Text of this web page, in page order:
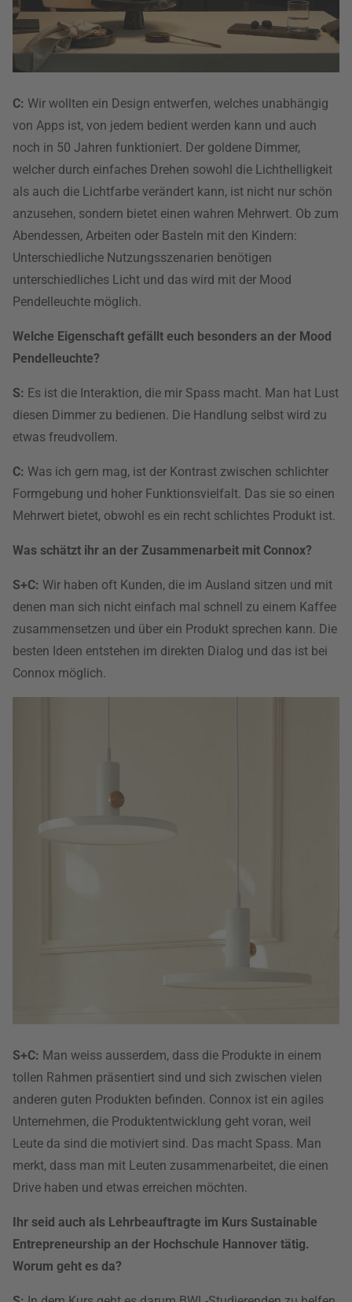
C: Wir wollten ein Design entwerfen, welches unabhängig
von Apps ist, von jedem bedient werden kann und auch
noch in 50 Jahren funktioniert. Der goldene Dimmer,
welcher durch einfaches Drehen sowohl die Lichthelligkeit
als auch die Lichtfarbe verändert kann, ist nicht nur schön
anzusehen, sondern bietet einen wahren Mehrwert. Ob zum
Abendessen, Arbeiten oder Basteln mit den Kindern:
Unterschiedliche Nutzungsszenarien benötigen
unterschiedliches Licht und das wird mit der Mood
Pendelleuchte möglich.
Welche Eigenschaft gefällt euch besonders an der Mood
Pendelleuchte?
S: Es ist die Interaktion, die mir Spass macht. Man hat Lust
diesen Dimmer zu bedienen. Die Handlung selbst wird zu
etwas freudvollem.
C: Was ich gern mag, ist der Kontrast zwischen schlichter
Formgebung und hoher Funktionsvielfalt. Das sie so einen
Mehrwert bietet, obwohl es ein recht schlichtes Produkt ist.
Was schätzt ihr an der Zusammenarbeit mit Connox?
S+C: Wir haben oft Kunden, die im Ausland sitzen und mit
denen man sich nicht einfach mal schnell zu einem Kaffee
zusammensetzen und über ein Produkt sprechen kann. Die
besten Ideen entstehen im direkten Dialog und das ist bei
Connox möglich.
S+C: Man weiss ausserdem, dass die Produkte in einem
tollen Rahmen präsentiert sind und sich zwischen vielen
anderen guten Produkten befinden. Connox ist ein agiles
Unternehmen, die Produktentwicklung geht voran, weil
Leute da sind die motiviert sind. Das macht Spass. Man
merkt, dass man mit Leuten zusammenarbeitet, die einen
Drive haben und etwas erreichen möchten.
Ihr seid auch als Lehrbeauftragte im Kurs Sustainable
Entrepreneurship an der Hochschule Hannover tätig.
Worum geht es da?